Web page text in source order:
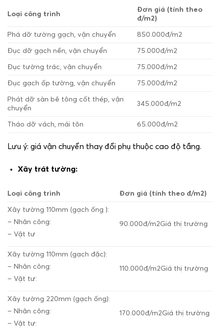
Loại công trình
Đơn giá (tính theo
đ/m2)
Phá dỡ tường gạch, vận chuyển 850.000đ/m2
Đục dỡ gạch nền, vận chuyển 75.000đ/m2
Đục tường trác, vận chuyển 75.000đ/m2
Đục gạch ốp tường, vận chuyển 75.000đ/m2
Phát dỡ sàn bê tông cốt thép, vận
chuyển
345.000đ/m2
Tháo dỡ vách, mái tôn 65.000đ/m2
Lưu ý: giá vận chuyển thay đổi phụ thuộc cao độ tầng.
Xây trát tường:
Loại công trình Đơn giá (tính theo đ/m2)
Xây tường 110mm (gạch ống ):
– Nhân công:
– Vật tư
90.000đ/m2Giá thị trường
Xây tường 110mm (gạch đặc):
– Nhân công:
– Vật tư:
110.000đ/m2Giá thị trường
Xây tường 220mm (gạch ống):
– Nhân công:
– Vật tư:
170.000đ/m2Giá thị trường